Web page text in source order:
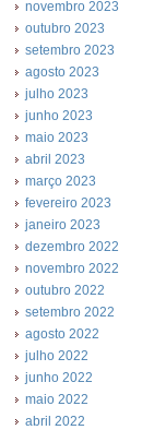
novembro 2023
outubro 2023
setembro 2023
agosto 2023
julho 2023
junho 2023
maio 2023
abril 2023
março 2023
fevereiro 2023
janeiro 2023
dezembro 2022
novembro 2022
outubro 2022
setembro 2022
agosto 2022
julho 2022
junho 2022
maio 2022
abril 2022